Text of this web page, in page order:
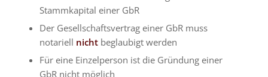
Stammkapital einer GbR
Der Gesellschaftsvertrag einer GbR muss
notariell nicht beglaubigt werden
Für eine Einzelperson ist die Gründung einer
GbR nicht möglich